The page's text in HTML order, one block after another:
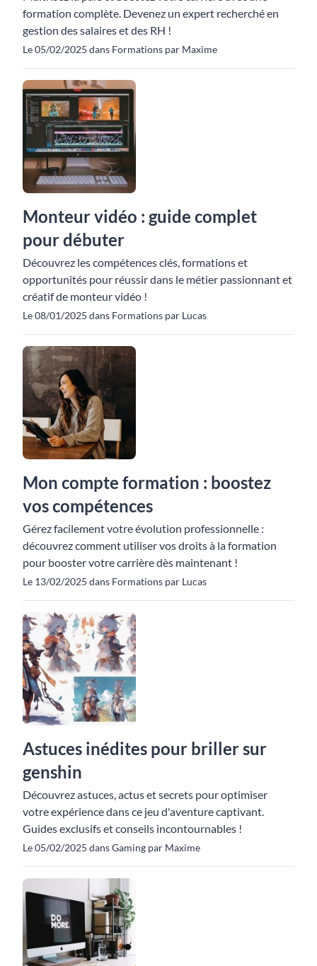
formation complète. Devenez un expert recherché en
gestion des salaires et des RH !
Le 05/02/2025 dans Formations par Maxime
Monteur vidéo : guide complet
pour débuter
Découvrez les compétences clés, formations et
opportunités pour réussir dans le métier passionnant et
créatif de monteur vidéo !
Le 08/01/2025 dans Formations par Lucas
Mon compte formation : boostez
vos compétences
Gérez facilement votre évolution professionnelle :
découvrez comment utiliser vos droits à la formation
pour booster votre carrière dès maintenant !
Le 13/02/2025 dans Formations par Lucas
Astuces inédites pour briller sur
genshin
Découvrez astuces, actus et secrets pour optimiser
votre expérience dans ce jeu d'aventure captivant.
Guides exclusifs et conseils incontournables !
Le 05/02/2025 dans Gaming par Maxime